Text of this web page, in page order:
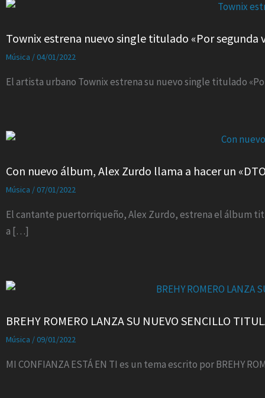
Townix estrena nuevo single titulado «Por segunda
Música / 04/01/2022
El artista urbano Townix estrena su nuevo single titulado
Con nuevo álbum, Alex Zurdo llama a hacer un
Música / 07/01/2022
El cantante puertorriqueño, Alex Zurdo, estrena el álbum
a […]
BREHY ROMERO LANZA SU NUEVO SENCILLO
Música / 09/01/2022
MI CONFIANZA ESTÁ EN TI es un tema escrito por BREHY